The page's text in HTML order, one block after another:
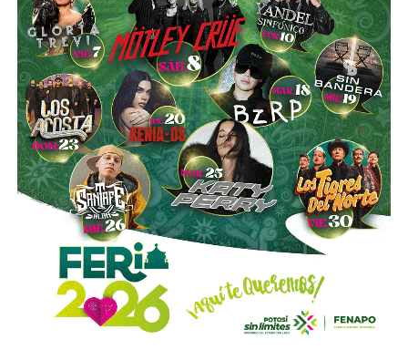
Por ahora, el expediente continúa en investigación yno ha
sido judicializado, por lo que corresponderá a la Fiscalía
reunir los elementos necesarios para determinar si
existen responsabilidades penales y, en su caso, llevar el
asunto ante un juez.
También lee:Fiscalía indaga a policías municipales en
punto de venta de drogas